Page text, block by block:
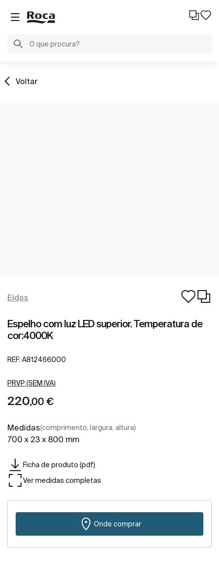
Voltar
Eidos
Espelho com luz LED superior. Temperatura de
cor:4000K
REF: A812466000
PRVP (SEM IVA)
220,00 €
Medidas(comprimento, largura, altura)
700 x 23 x 800 mm
Ficha de produto (pdf)
Ver medidas completas
Onde comprar